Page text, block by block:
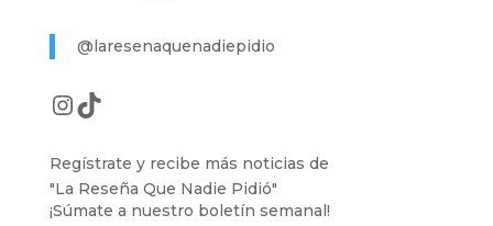
@laresenaquenadiepidio
Instagram
TikTok
Regístrate y recibe más noticias de
"La Reseña Que Nadie Pidió"
¡Súmate a nuestro boletín semanal!